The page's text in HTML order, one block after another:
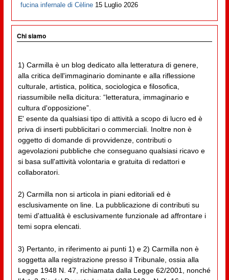
fucina infernale di Cèline 15 Luglio 2026
Chi siamo
1) Carmilla è un blog dedicato alla letteratura di genere,
alla critica dell'immaginario dominante e alla riflessione
culturale, artistica, politica, sociologica e filosofica,
riassumibile nella dicitura: “letteratura, immaginario e
cultura d'opposizione”.
E' esente da qualsiasi tipo di attività a scopo di lucro ed è
priva di inserti pubblicitari o commerciali. Inoltre non è
oggetto di domande di provvidenze, contributi o
agevolazioni pubbliche che conseguano qualsiasi ricavo e
si basa sull'attività volontaria e gratuita di redattori e
collaboratori.
2) Carmilla non si articola in piani editoriali ed è
esclusivamente on line. La pubblicazione di contributi su
temi d'attualità è esclusivamente funzionale ad affrontare i
temi sopra elencati.
3) Pertanto, in riferimento ai punti 1) e 2) Carmilla non è
soggetta alla registrazione presso il Tribunale, ossia alla
Legge 1948 N. 47, richiamata dalla Legge 62/2001, nonché